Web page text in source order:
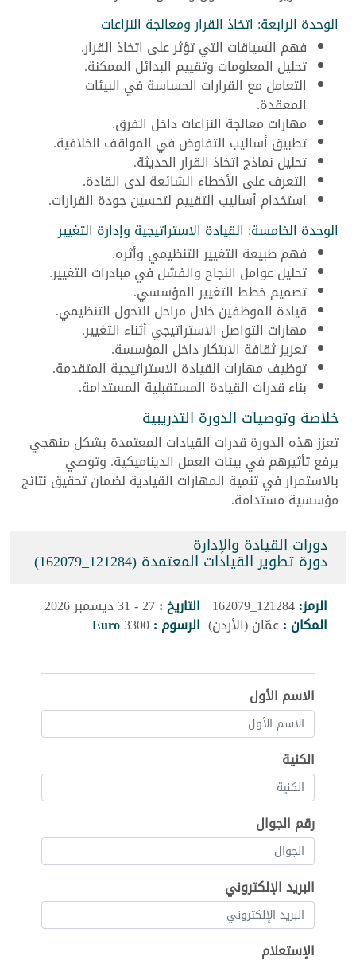
الوحدة الرابعة: اتخاذ القرار ومعالجة النزاعات
فهم السياقات التي تؤثر على اتخاذ القرار.
تحليل المعلومات وتقييم البدائل الممكنة.
التعامل مع القرارات الحساسة في البيئات
المعقدة.
مهارات معالجة النزاعات داخل الفرق.
تطبيق أساليب التفاوض في المواقف الخلافية.
تحليل نماذج اتخاذ القرار الحديثة.
التعرف على الأخطاء الشائعة لدى القادة.
استخدام أساليب التقييم لتحسين جودة القرارات.
الوحدة الخامسة: القيادة الاستراتيجية وإدارة التغيير
فهم طبيعة التغيير التنظيمي وأثره.
تحليل عوامل النجاح والفشل في مبادرات التغيير.
تصميم خطط التغيير المؤسسي.
قيادة الموظفين خلال مراحل التحول التنظيمي.
مهارات التواصل الاستراتيجي أثناء التغيير.
تعزيز ثقافة الابتكار داخل المؤسسة.
توظيف مهارات القيادة الاستراتيجية المتقدمة.
بناء قدرات القيادة المستقبلية المستدامة.
خلاصة وتوصيات الدورة التدريبية
تعزز هذه الدورة قدرات القيادات المعتمدة بشكل منهجي
يرفع تأثيرهم في بيئات العمل الديناميكية. وتوصي
بالاستمرار في تنمية المهارات القيادية لضمان تحقيق نتائج
مؤسسية مستدامة.
دورات القيادة والإدارة
دورة تطوير القيادات المعتمدة (121284_162079)
الرمز:121284_162079 التاريخ :27 - 31 ديسمبر 2026
المكان :عمّان (الأردن) الرسوم :3300
Euro
الاسم الأول
الكنية
رقم الجوال
البريد الإلكتروني
الإستعلام